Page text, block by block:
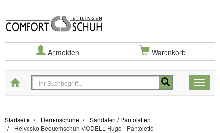
Anmelden Warenkorb
Toggle
Startseite
Startseite Herrenschuhe
Sandalen / Pantoletten
Helvesko Bequemschuh MODELL Hugo - Pantolette